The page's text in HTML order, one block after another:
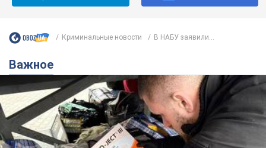
Криминальные новости В НАБУ заявили...
Важное